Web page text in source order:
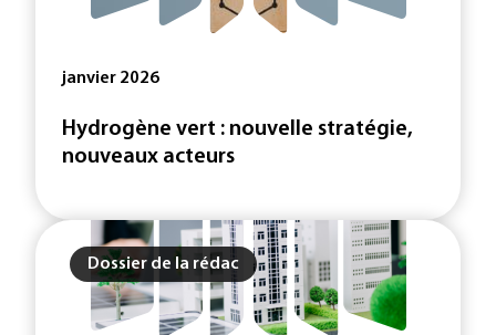
janvier 2026
Hydrogène vert : nouvelle stratégie,
nouveaux acteurs
Dossier de la rédac